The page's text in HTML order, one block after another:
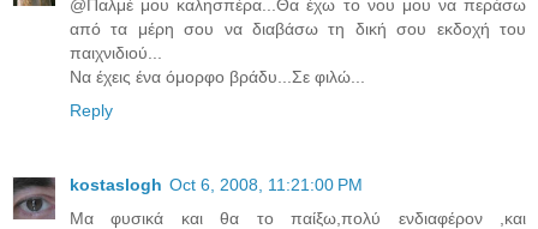
@Παλμέ μου καλησπέρα...Θα έχω το νου μου να περάσω
από τα μέρη σου να διαβάσω τη δική σου εκδοχή του
παιχνιδιού...
Να έχεις ένα όμορφο βράδυ...Σε φιλώ...
Reply
kostaslogh Oct 6, 2008, 11:21:00 PM
Μα φυσικά και θα το παίξω,πολύ ενδιαφέρον ,και